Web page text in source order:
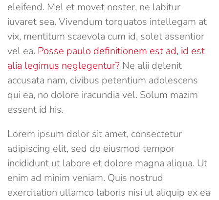
eleifend. Mel et movet noster, ne labitur
iuvaret sea. Vivendum torquatos intellegam at
vix, mentitum scaevola cum id, solet assentior
vel ea. Posse paulo definitionem est ad, id est
alia legimus neglegentur? Ne alii delenit
accusata nam, civibus petentium adolescens
qui ea, no dolore iracundia vel. Solum mazim
essent id his.
Lorem ipsum dolor sit amet, consectetur
adipiscing elit, sed do eiusmod tempor
incididunt ut labore et dolore magna aliqua. Ut
enim ad minim veniam. Quis nostrud
exercitation ullamco laboris nisi ut aliquip ex ea